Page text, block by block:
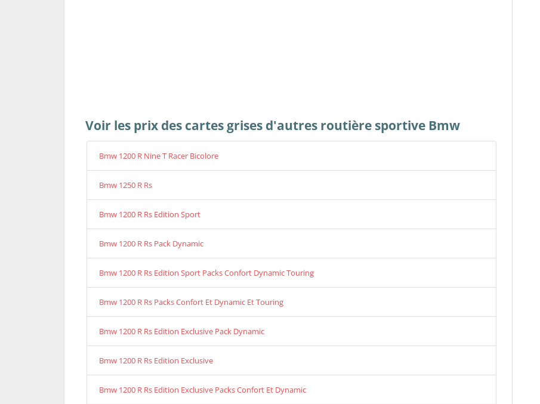
Voir les prix des cartes grises d'autres routière sportive Bmw
Bmw 1200 R Nine T Racer Bicolore
Bmw 1250 R Rs
Bmw 1200 R Rs Edition Sport
Bmw 1200 R Rs Pack Dynamic
Bmw 1200 R Rs Edition Sport Packs Confort Dynamic Touring
Bmw 1200 R Rs Packs Confort Et Dynamic Et Touring
Bmw 1200 R Rs Edition Exclusive Pack Dynamic
Bmw 1200 R Rs Edition Exclusive
Bmw 1200 R Rs Edition Exclusive Packs Confort Et Dynamic